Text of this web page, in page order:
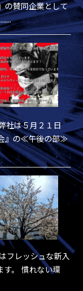
の賛同企業として
……
社は５月２１日
会』の≪午後の部≫
フレッシュな新入
す。 慣れない環